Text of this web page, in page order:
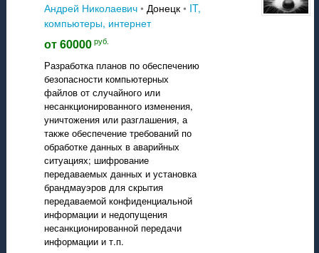
Андрей Николаевич • Донецк • IT,
компьютеры, интернет
от 60000руб.
Разработка планов по обеспечению
безопасности компьютерных
файлов от случайного или
несанкционированного изменения,
уничтожения или разглашения, а
также обеспечение требований по
обработке данных в аварийных
ситуациях; шифрование
передаваемых данных и установка
брандмауэров для скрытия
передаваемой конфиденциальной
информации и недопущения
несанкционированной передачи
информации и т.п.